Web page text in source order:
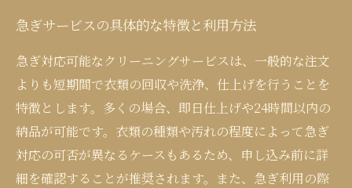
急ぎサービスの具体的な特徴と利用方法
急ぎ対応可能なクリーニングサービスは、一般的な注文
よりも短期間で衣類の回収や洗浄、仕上げを行うことを
特徴とします。多くの場合、即日仕上げや24時間以内の
納品が可能です。衣類の種類や汚れの程度によって急ぎ
対応の可否が異なるケースもあるため、申し込み前に詳
細を確認することが推奨されます。また、急ぎ利用の際